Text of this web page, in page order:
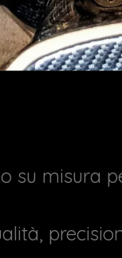
su misura